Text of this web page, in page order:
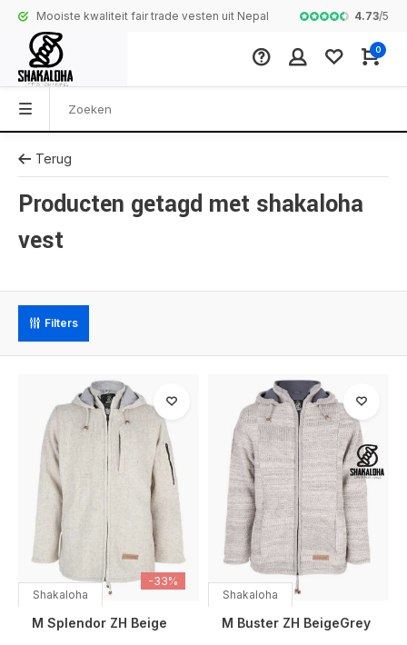
Mooiste kwaliteit fair trade vesten uit Nepal Complete
4.73/5
0
Terug
Producten getagd met shakaloha
vest
Filters
-33%
Shakaloha
M Splendor ZH Beige
Shakaloha
M Buster ZH BeigeGrey